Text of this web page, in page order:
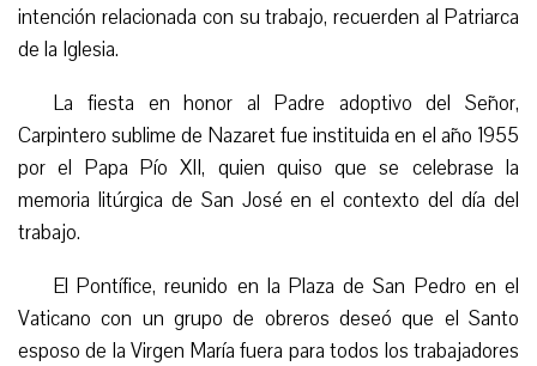
intención relacionada con su trabajo, recuerden al Patriarca
de la Iglesia.
La fiesta en honor al Padre adoptivo del Señor,
Carpinterosublime de Nazaret fue instituida en el año 1955
por el Papa Pío XII, quien quiso que se celebrase la
memoria litúrgica de San José en el contexto del día del
trabajo.
El Pontífice, reunido en la Plaza de San Pedro en el
Vaticano con un grupo de obreros deseó que el Santo
esposo de la Virgen María fuera para todos los trabajadores